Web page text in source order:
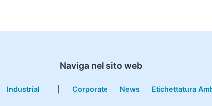
Naviga nel sito web
Industrial Corporate News Etichettatura